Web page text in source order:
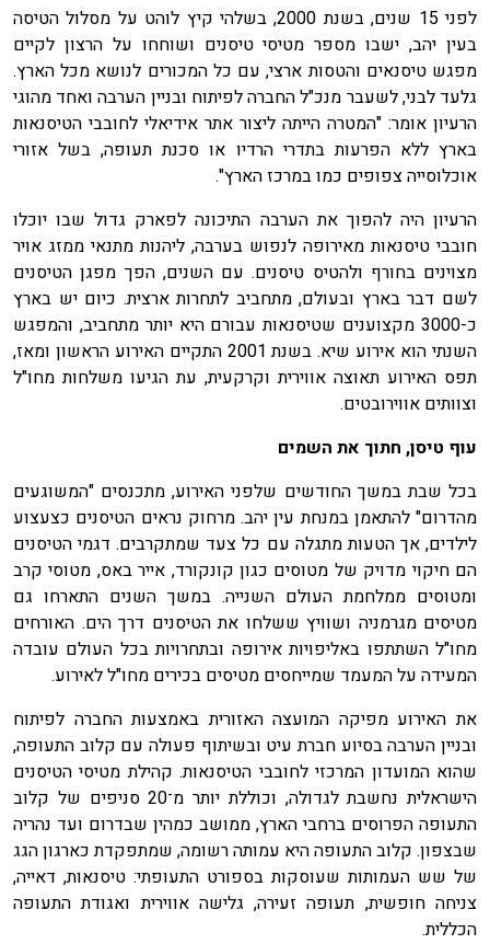
לפני 15 שנים, בשנת 2000, בשלהי קיץ לוהט על מסלול הטיסה
בעין יהב, ישבו מספר מטיסי טיסנים ושוחחו על הרצון לקיים
מפגש טיסנאים והטסות ארצי, עם כל המכורים לנושא מכל הארץ.
גלעד לבני, לשעבר מנכ"ל החברה לפיתוח ובניין הערבה ואחד מהוגי
הרעיון אומר: "המטרה הייתה ליצור אתר אידיאלי לחובבי הטיסנאות
בארץ ללא הפרעות בתדרי הרדיו או סכנת תעופה, בשל אזורי
אוכלוסייה צפופים כמו במרכז הארץ".
הרעיון היה להפוך את הערבה התיכונה לפארק גדול שבו יוכלו
חובבי טיסנאות מאירופה לנפוש בערבה, ליהנות מתנאי ממזג אויר
מצוינים בחורף ולהטיס טיסנים. עם השנים, הפך מפגן הטיסנים
לשם דבר בארץ ובעולם, מתחביב לתחרות ארצית. כיום יש בארץ
כ-3000 מקצוענים שטיסנאות עבורם היא יותר מתחביב, והמפגש
השנתי הוא אירוע שיא. בשנת 2001 התקיים האירוע הראשון ומאז,
תפס האירוע תאוצה אווירית וקרקעית, עת הגיעו משלחות מחו"ל
וצוותים אווירובטים.
עוף טיסן, חתוך את השמים
בכל שבת במשך החודשים שלפני האירוע, מתכנסים "המשוגעים
מהדרום" להתאמן במנחת עין יהב. מרחוק נראים הטיסנים כצעצוע
לילדים, אך הטעות מתגלה עם כל צעד שמתקרבים. דגמי הטיסנים
הם חיקוי מדויק של מטוסים כגון קונקורד, אייר באס, מטוסי קרב
ומטוסים ממלחמת העולם השנייה. במשך השנים התארחו גם
מטיסים מגרמניה ושוויץ ששלחו את הטיסנים דרך הים. האורחים
מחו"ל השתתפו באליפויות אירופה ובתחרויות בכל העולם עובדה
המעידה על המעמד שמייחסים מטיסים בכירים מחו"ל לאירוע.
את האירוע מפיקה המועצה האזורית באמצעות החברה לפיתוח
ובניין הערבה בסיוע חברת עיט ובשיתוף פעולה עם קלוב התעופה,
שהוא המועדון המרכזי לחובבי הטיסנאות. קהילת מטיסי הטיסנים
הישראלית נחשבת לגדולה, וכוללת יותר מ־20 סניפים של קלוב
התעופה הפרוסים ברחבי הארץ, ממושב כמהין שבדרום ועד נהריה
שבצפון. קלוב התעופה היא עמותה רשומה, שמתפקדת כארגון הגג
של שש העמותות שעוסקות בספורט התעופתי: טיסנאות, דאייה,
צניחה חופשית, תעופה זעירה, גלישה אווירית ואגודת התעופה
הכללית.